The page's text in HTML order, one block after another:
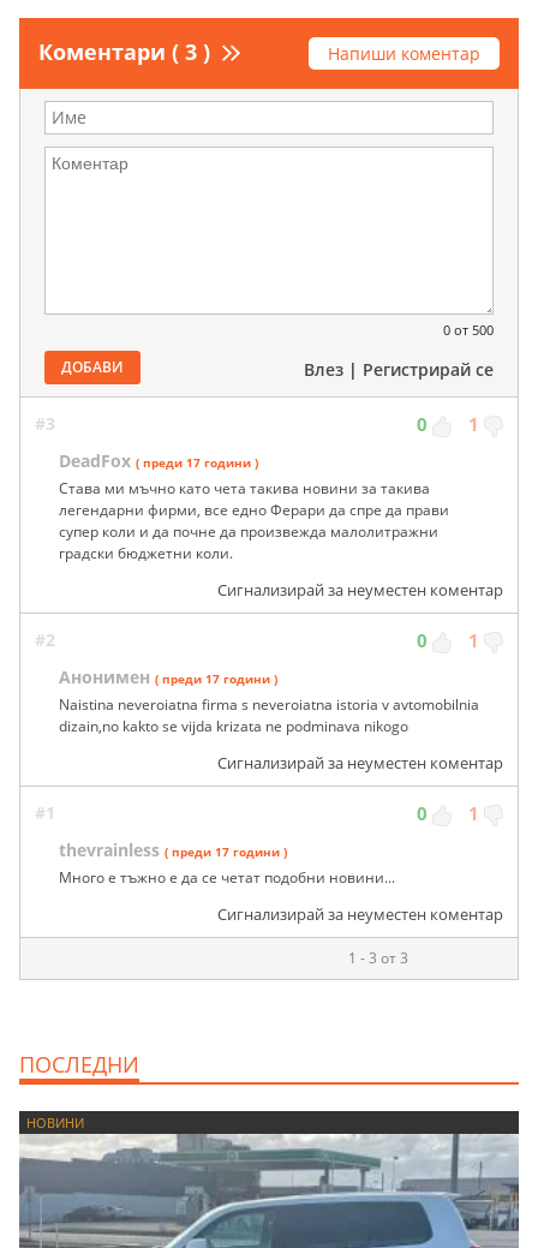
Коментари ( 3 ) Напиши коментар
0 от 500
ДОБАВИ Влез | Регистрирай се
#3 0 1
DeadFox ( преди 17 години )
Става ми мъчно като чета такива новини за такива
легендарни фирми, все едно Ферари да спре да прави
супер коли и да почне да произвежда малолитражни
градски бюджетни коли.
Сигнализирай за неуместен коментар
#2 0 1
Анонимен ( преди 17 години )
Naistina neveroiatna firma s neveroiatna istoria v avtomobilnia
dizain,no kakto se vijda krizata ne podminava nikogo
Сигнализирай за неуместен коментар
#1 0 1
thevrainless ( преди 17 години )
Много е тъжно е да се четат подобни новини...
Сигнализирай за неуместен коментар
1 - 3 от 3
ПОСЛЕДНИ
НОВИНИ